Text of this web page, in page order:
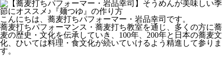
こんにちは、蕎麦打ちパフォーマー・岩品幸司です。
蕎麦打ちパフォーマンス・蕎麦打ち教室を通じ、多くの方に蕎
麦の歴史・文化を伝承していき、100年、200年と日本の蕎麦文
化、ひいては料理・食文化が続いていけるよう精進して参りま
す。